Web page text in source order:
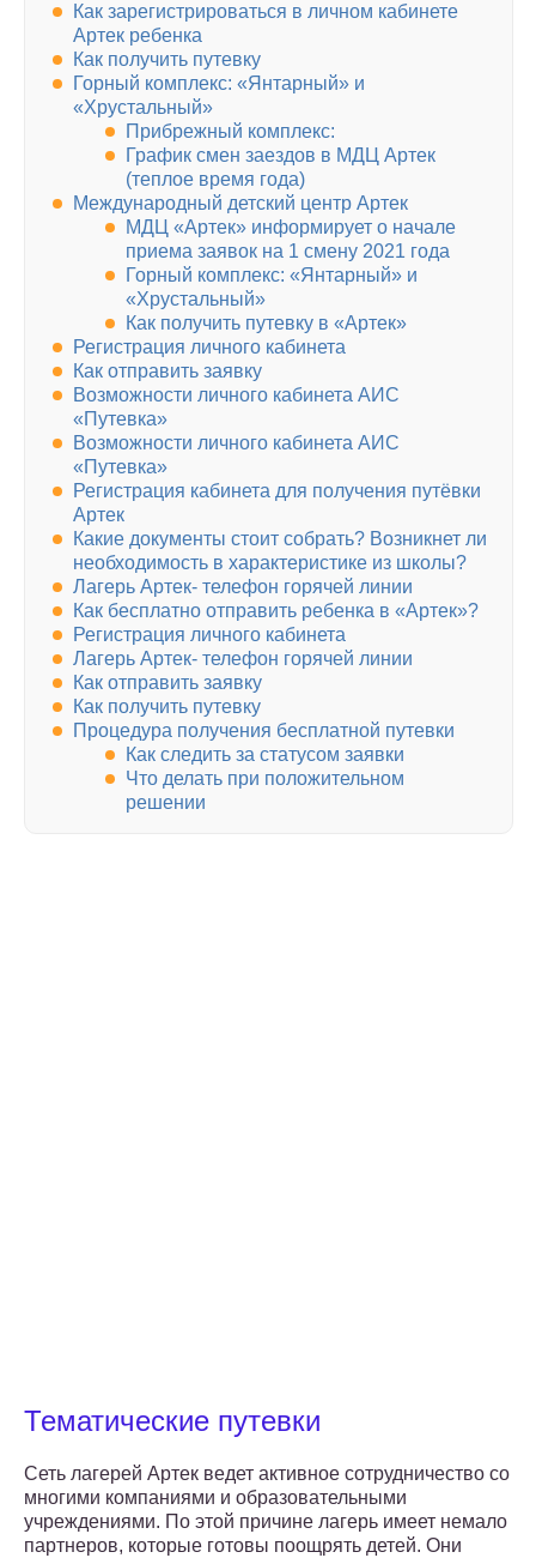
Как зарегистрироваться в личном кабинете
Артек ребенка
Как получить путевку
Горный комплекс: «Янтарный» и
«Хрустальный»
Прибрежный комплекс:
График смен заездов в МДЦ Артек
(теплое время года)
Международный детский центр Артек
МДЦ «Артек» информирует о начале
приема заявок на 1 смену 2021 года
Горный комплекс: «Янтарный» и
«Хрустальный»
Как получить путевку в «Артек»
Регистрация личного кабинета
Как отправить заявку
Возможности личного кабинета АИС
«Путевка»
Возможности личного кабинета АИС
«Путевка»
Регистрация кабинета для получения путёвки
Артек
Какие документы стоит собрать? Возникнет ли
необходимость в характеристике из школы?
Лагерь Артек- телефон горячей линии
Как бесплатно отправить ребенка в «Артек»?
Регистрация личного кабинета
Лагерь Артек- телефон горячей линии
Как отправить заявку
Как получить путевку
Процедура получения бесплатной путевки
Как следить за статусом заявки
Что делать при положительном
решении
Тематические путевки
Сеть лагерей Артек ведет активное сотрудничество со
многими компаниями и образовательными
учреждениями. По этой причине лагерь имеет немало
партнеров, которые готовы поощрять детей. Они